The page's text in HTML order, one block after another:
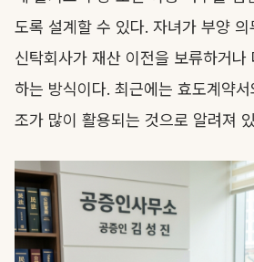
도록 설계할 수 있다. 자녀가 부양
신탁회사가 재산 이전을 보류하거나
하는 방식이다. 최근에는 효도계약
조가 많이 활용되는 것으로 알려져